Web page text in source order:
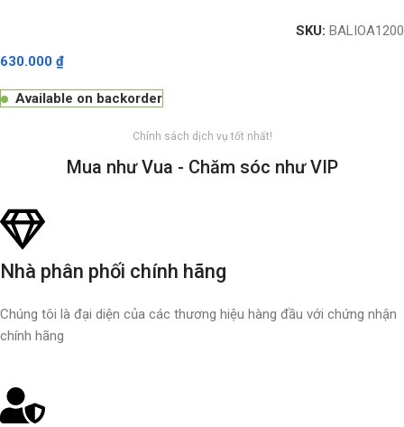
SKU: BALIOA1200
630.000₫
Available on backorder
Chính sách dịch vụ tốt nhất!
Mua như Vua - Chăm sóc như VIP
Nhà phân phối chính hãng
Chúng tôi là đại diện của các thương hiệu hàng đầu với chứng nhận
chính hãng